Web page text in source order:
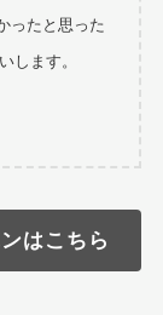
ったと思った
します。
はこちら